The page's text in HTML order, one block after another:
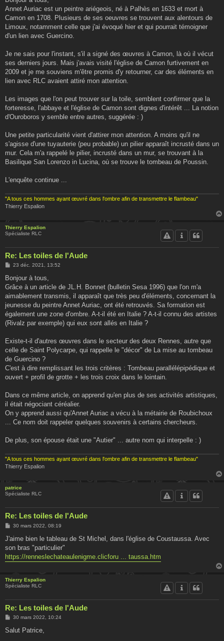
a
g
Annet Auriac est un peintre ariégeois, né à Palhès en 1633 et mort à
Camon en 1708. Plusieurs de ses oeuvres se trouvent aux alentours de
Limoux, notamment celle que j'ai évoqué hier et qui pourrait témoigner
d'un lien avec Guercino.
Je ne sais pour l'instant, s'il a signé des œuvres à Camon, là où il vécut
ses derniers jours. Mais j'avais visité l'église de Camon furtivement en
2009 et je me souviens m'être promis d'y retourner, car des éléments en
lien avec RLC avaient attiré mon attention.
Les images que l'on peut trouver sur la toile, semblent confirmer que la
forteresse, l'abbaye et l'église de Camon sont dignes d'intérêt ... La notion
d'Ouroboros y semble entre autres, suggérée : )
Une petite particularité vient d'attirer mon attention. A moins qu'il ne
s'agisse d'une tuyauterie (peu probable) un pilier apparaît incrusté dans un
mur. Cela m'a rappelé le pilier, incrusté dans un mur, se trouvant à la
Basilique San Lorenzo in Lucina, où se trouve le tombeau de Poussin.
L'enquête continue ...
"A tous ces hommes ayant œuvré dans l'ombre afin de transmettre le flambeau"
Thierry Espalion
Thierry Espalion
Spécialiste RLC
Re: Les toiles de l'Aude
M
s
a
g
23 déc. 2021, 13:52
Bonjour à tous,
Grâce à un article de JL.H. Bonnet (bulletin Sesa 1996) que l'on m'a
aimablement transmis, il apparaît que très peu d'éléments, concernant la
jeunesse du peintre Annet Auriac, ont été retrouvés. Sa formation est
également une zone d'ombre. A-t-il été en Italie ? A-t-il connu des artistes
(Rivalz par exemple) qui eux sont allés en Italie ?
Existe-t-il d'autres œuvres dans le secteur des deux Rennes, autre que
celle de Saint Polycarpe, qui rappelle le "décor" de La mise au tombeau
de Guercino ?
C'est à dire remplissant les trois critères : Tombeau parallélépipédique et
ouvert + profil de grotte + les trois croix dans le lointain.
Dans ce même article, on apprend qu'en plus de ses activités artistiques,
il était négociant céréalier.
On y apprend aussi qu'Annet Auriac a vécu à la métairie de Roubichoux
... Ce nom doit rappeler quelques souvenirs à certains chercheurs.
De plus, son épouse était une "Autier" ... autre nom qui interpelle : )
"A tous ces hommes ayant œuvré dans l'ombre afin de transmettre le flambeau"
Thierry Espalion
patrice
Spécialiste RLC
Re: Les toiles de l'Aude
M
s
a
g
e
30 mars 2022, 08:19
J'aime bien le tableau de St Michel, dans l'église de Coustaussa. Avec
son bras "particulier"
https://renneslechateaulenigme.clicforu ... taussa.htm
Thierry Espalion
Spécialiste RLC
Re: Les toiles de l'Aude
M
s
30 mars 2022, 10:24
Salut Patrice,